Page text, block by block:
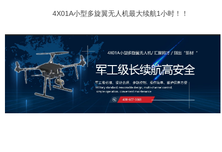
4X01A小型多旋翼无人机最大续航1小时！！